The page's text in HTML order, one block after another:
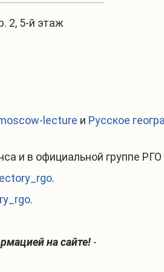
2, 5-й этаж
lecture и Русское
и в официальной группе РГО
.
.
на сайте! -